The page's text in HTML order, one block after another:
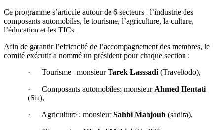
Ce programme s’articule autour de 6 secteurs : l’industrie des
composants automobiles, le tourisme, l’agriculture, la culture,
l’éducation et les TICs.
Afin de garantir l’efficacité de l’accompagnement des membres, le
comité exécutif a nommé un président pour chaque section :
· Tourisme : monsieurTarek Lasssadi (Traveltodo),
· Composants automobiles: monsieur Ahmed Hentati
(Sia),
· Agriculture : monsieurSahbi Mahjoub (sadira),